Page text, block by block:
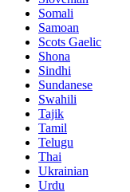
Somali
Samoan
Scots Gaelic
Shona
Sindhi
Sundanese
Swahili
Tajik
Tamil
Telugu
Thai
Ukrainian
Urdu